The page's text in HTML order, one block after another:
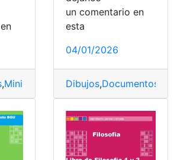
,Ministerio de Educación,Texto
un comentario en
esta
04/01/2026
Dibujos,Documentos de